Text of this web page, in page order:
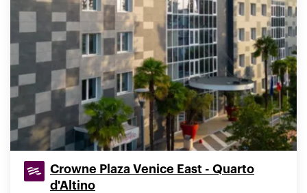
Crowne Plaza Venice East - Quarto
d'Altino